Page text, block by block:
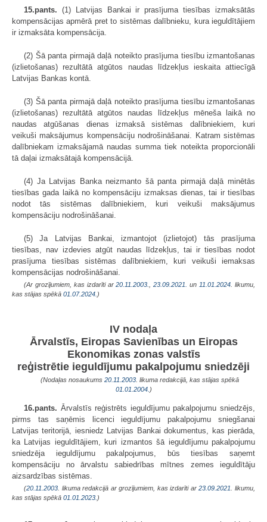
15.pants. (1) Latvijas Bankai ir prasījuma tiesības izmaksātās
kompensācijas apmērā pret to sistēmas dalībnieku, kura ieguldītājiem
ir izmaksāta kompensācija.
(2) Šā panta pirmajā daļā noteikto prasījuma tiesību izmantošanas
(izlietošanas) rezultātā atgūtos naudas līdzekļus ieskaita attiecīgā
Latvijas Bankas kontā.
(3) Šā panta pirmajā daļā noteikto prasījuma tiesību izmantošanas
(izlietošanas) rezultātā atgūtos naudas līdzekļus mēneša laikā no
naudas atgūšanas dienas izmaksā sistēmas dalībniekiem, kuri
veikuši maksājumus kompensāciju nodrošināšanai. Katram sistēmas
dalībniekam izmaksājamā naudas summa tiek noteikta proporcionāli
tā daļai izmaksātajā kompensācijā.
(4) Ja Latvijas Banka neizmanto šā panta pirmajā daļā minētās
tiesības gada laikā no kompensāciju izmaksas dienas, tai ir tiesības
nodot tās sistēmas dalībniekiem, kuri veikuši maksājumus
kompensāciju nodrošināšanai.
(5) Ja Latvijas Bankai, izmantojot (izlietojot) tās prasījuma
tiesības, nav izdevies atgūt naudas līdzekļus, tai ir tiesības nodot
prasījuma tiesības sistēmas dalībniekiem, kuri veikuši iemaksas
kompensācijas nodrošināšanai.
(Ar grozījumiem, kas izdarīti ar20.11.2003. ,23.09.2021. un 11.01.2024 . likumu,
kas stājas spēkā 01.07.2024. )
IV nodaļa
Ārvalstīs, Eiropas Savienības un Eiropas
Ekonomikas zonas valstīs
reģistrētie ieguldījumu pakalpojumu sniedzēji
(Nodaļas nosaukums 20.11.2003. likuma redakcijā, kas stājas spēkā
01.01.2004. )
16.pants. Ārvalstīs reģistrēts ieguldījumu pakalpojumu sniedzējs,
pirms tas saņēmis licenci ieguldījumu pakalpojumu sniegšanai
Latvijas teritorijā, iesniedz Latvijas Bankai dokumentus, kas pierāda,
ka Latvijas ieguldītājiem, kuri izmantos šā ieguldījumu pakalpojumu
sniedzēja ieguldījumu pakalpojumus, būs tiesības saņemt
kompensāciju no ārvalstu sabiedrības mītnes zemes ieguldītāju
aizsardzības sistēmas.
(20.11.2003 . likuma redakcijā ar grozījumiem, kas izdarīti ar23.09.2021
. likumu,
kas stājas spēkā 01.01.2023. )